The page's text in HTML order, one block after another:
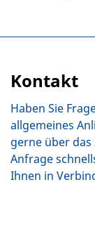
Kontakt
Haben Sie
allgemeines
gerne über
Anfrage
Ihnen in